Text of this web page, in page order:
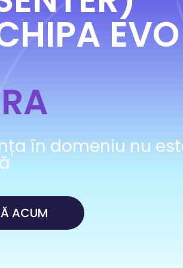
în domeniu nu
ACUM